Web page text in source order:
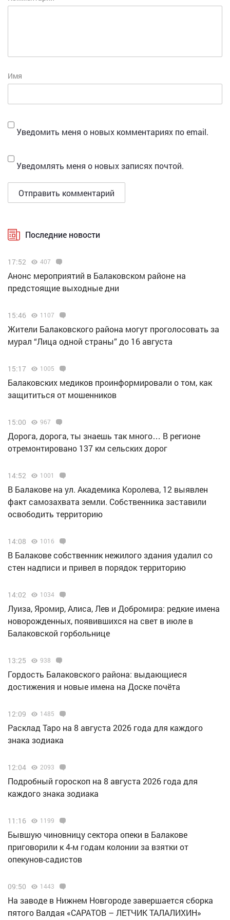
Имя
Уведомить меня о новых комментариях по email.
Уведомлять меня о новых записях почтой.
Последние новости
17:52 407
Анонс мероприятий в Балаковском районе на
предстоящие выходные дни
15:46 1107
Жители Балаковского района могут проголосовать за
мурал “Лица одной страны” до 16 августа
15:17 1005
Балаковских медиков проинформировали о том, как
защититься от мошенников
15:00 967
Дорога, дорога, ты знаешь так много… В регионе
отремонтировано 137 км сельских дорог
14:52 1001
В Балакове на ул. Академика Королева, 12 выявлен
факт самозахвата земли. Собственника заставили
освободить территорию
14:08 1016
В Балакове собственник нежилого здания удалил со
стен надписи и привел в порядок территорию
14:02 1034
Луиза, Яромир, Алиса, Лев и Добромира: редкие имена
новорожденных, появившихся на свет в июле в
Балаковской горбольнице
13:25 938
Гордость Балаковского района: выдающиеся
достижения и новые имена на Доске почёта
12:09 1485
Расклад Таро на 8 августа 2026 года для каждого
знака зодиака
12:04 2093
Подробный гороскоп на 8 августа 2026 года для
каждого знака зодиака
11:16 1199
Бывшую чиновницу сектора опеки в Балакове
приговорили к 4-м годам колонии за взятки от
опекунов-садистов
09:50 1443
Н️а заводе в Нижнем Новгороде завершается сборка
пятого Валдая «САРАТОВ – ЛЕТЧИК ТАЛАЛИХИН»